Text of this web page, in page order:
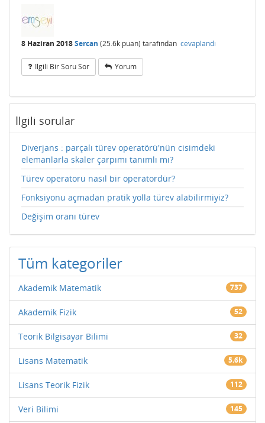
8 Haziran 2018Sercan (25.6k puan) tarafından cevaplandı
Ilgili Bir Soru Sor Yorum
İlgili sorular
Diverjans : parçalı türev operatörü'nün cisimdeki
elemanlarla skaler çarpımı tanımlı mı?
Türev operatoru nasıl bir operatordür?
Fonksiyonu açmadan pratik yolla türev alabilirmiyiz?
Değişim oranı türev
Tüm kategoriler
Akademik Matematik 737
Akademik Fizik 52
Teorik Bilgisayar Bilimi 32
Lisans Matematik 5.6k
Lisans Teorik Fizik 112
Veri Bilimi 145